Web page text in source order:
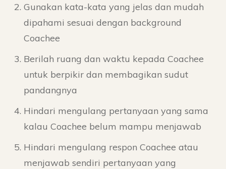
Gunakan kata-kata yang jelas dan mudah
dipahami sesuai dengan background
Coachee
Berilah ruang dan waktu kepada Coachee
untuk berpikir dan membagikan sudut
pandangnya
Hindari mengulang pertanyaan yang sama
kalau Coachee belum mampu menjawab
Hindari mengulang respon Coachee atau
menjawab sendiri pertanyaan yang